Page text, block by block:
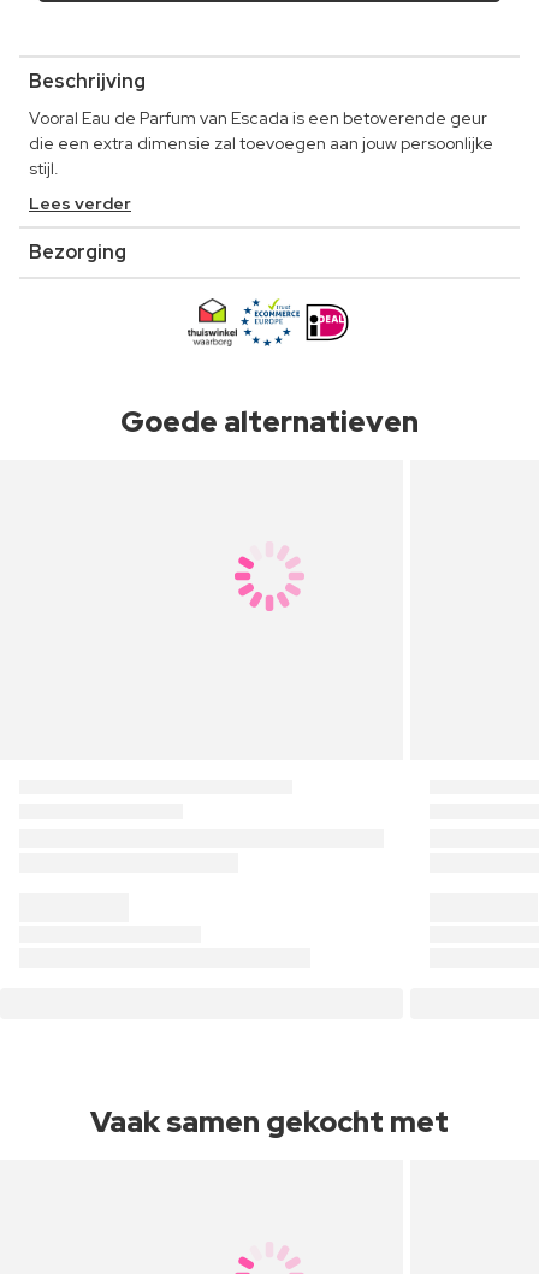
Beschrijving
Vooral Eau de Parfum van Escada is een betoverende geur
die een extra dimensie zal toevoegen aan jouw persoonlijke
stijl.
Lees verder
Bezorging
Goede alternatieven
Vaak samen gekocht met